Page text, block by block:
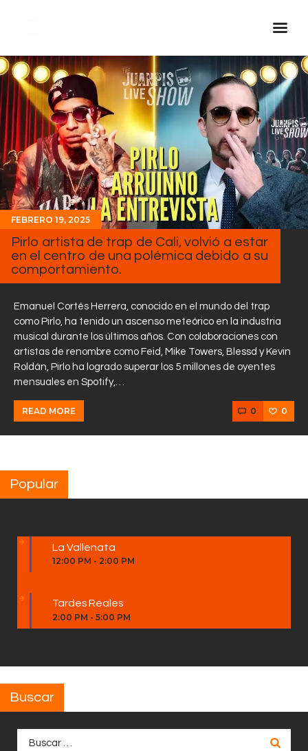
Inicio Real FM
Streaming
En Vivo
Descarga La APP
Programas
Noticias
Equipo
Sobre Nosotros
Contactos
FEBRERO 19, 2025
Pirlo artista de trap de Cali, volvió a estar
en el centro de una polémica debido a su
comportamiento.
Emanuel Cortés Herrera, conocido en el mundo del trap
como Pirlo, ha tenido un ascenso meteórico en la industria
musical durante los últimos años. Con colaboraciones con
artistas de renombre como Feid, Mike Towers, Blessd y Kevin
Roldán, Pirlo ha logrado superar los 5 millones de oyentes
mensuales en Spotify,…
READ MORE 0 0
Popular
La Vallenata
12:00 PM - 2:00 PM
Tardes Reales
2:00 PM - 5:00 PM
Buscar